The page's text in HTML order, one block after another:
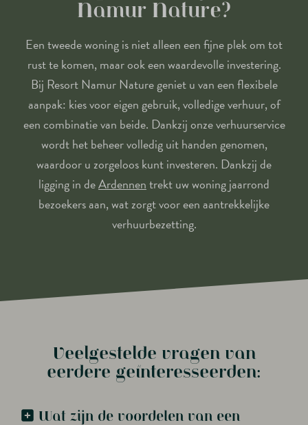
Namur Nature?
Een tweede woning is niet alleen een fijne plek om tot
rust te komen, maar ook een waardevolle investering.
Bij Resort Namur Nature geniet u van een flexibele
aanpak: kies voor eigen gebruik, volledige verhuur, of
een combinatie van beide. Dankzij onze verhuurservice
wordt het beheer volledig uit handen genomen,
waardoor u zorgeloos kunt investeren. Dankzij de
ligging in deArdennentrekt uw woning jaarrond
bezoekers aan, wat zorgt voor een aantrekkelijke
verhuurbezetting.
Veelgestelde vragen van
eerdere geïnteresseerden:
Wat zijn de voordelen van een